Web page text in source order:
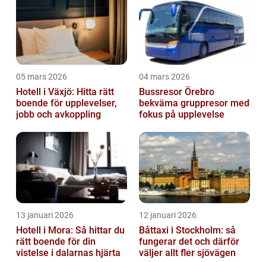
05 mars 2026
Hotell i Växjö: Hitta rätt
boende för upplevelser,
jobb och avkoppling
04 mars 2026
Bussresor Örebro
bekväma gruppresor med
fokus på upplevelse
13 januari 2026
Hotell i Mora: Så hittar du
rätt boende för din
vistelse i dalarnas hjärta
12 januari 2026
Båttaxi i Stockholm: så
fungerar det och därför
väljer allt fler sjövägen